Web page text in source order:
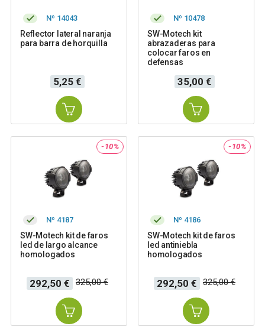
Nº 14043
Reflector lateral naranja
para barra de horquilla
Precio
5,25 €
Nº 10478
SW-Motech kit
abrazaderas para
colocar faros en
defensas
Precio
35,00 €
-10%
Nº 4187
SW-Motech kit de faros
led de largo alcance
homologados
Precio
292,50 €
Precio
base
325,00 €
-10%
Nº 4186
SW-Motech kit de faros
led antiniebla
homologados
Precio
292,50 €
Precio
base
325,00 €